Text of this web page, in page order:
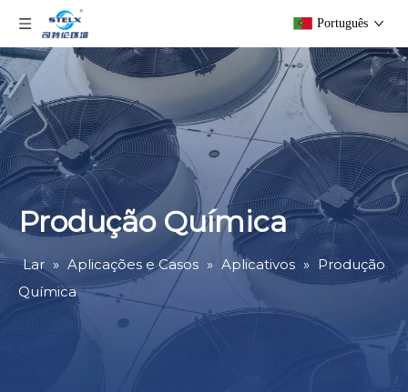
Português
Produção Química
Lar » Aplicações e Casos » Aplicativos » Produção
Química